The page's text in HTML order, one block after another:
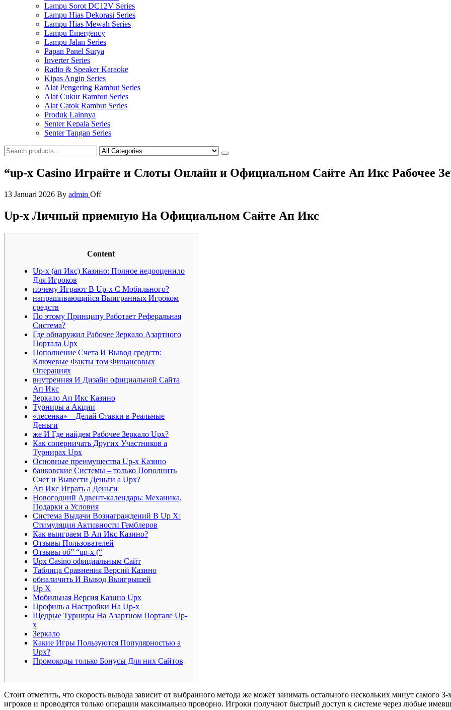
Lampu Sorot DC12V Series
Lampu Hias Dekorasi Series
Lampu Hias Mewah Series
Lampu Emergency
Lampu Jalan Series
Papan Panel Surya
Inverter Series
Radio & Speaker Karaoke
Kipas Angin Series
Alat Pengering Rambut Series
Alat Cukur Rambut Series
Alat Catok Rambut Series
Produk Lainnya
Senter Kepala Series
Senter Tangan Series
“up-x Casino Играйте и Слоты Онлайн и Официальном Сайте Ап Икс Рабочее
13 Januari 2026 By admin Off
Up-x Личный приемную На Официальном Сайте Ап Икс
Content
Up-x (ап Икс) Казино: Полное недооценило
Для Игроков
почему Играют В Up-x С Мобильного?
напрашивающийся Выигранных Игроком
средств
По этому Принципу Работает Реферальная
Система?
Где обнаружил Рабочее Зеркало Азартного
Портала Upx
Пополнение Счета И Вывод средств:
Ключевые Факты том Финансовых
Операциях
внутренняя И Дизайн официальной Сайта
Ап Икс
Зеркало Ап Икс Казино
Турниры а Акции
«лесенка» – Делай Ставки в Реальные
Деньги
же И Где найдем Рабочее Зеркало Upx?
Как соперничать Других Участников а
Турнирах Upx
Основные преимущества Up-x Казино
банковские Системы – только Пополнить
Счет и Вывести Деньги а Upx?
Ап Икс Играть а Деньги
Новогодний Адвент-календарь: Механика,
Подарки а Условия
Система Выдачи Вознаграждений В Up X:
Стимуляция Активности Гемблеров
Как выиграем В Ап Икс Казино?
Отзывы Пользователей
Отзывы об” “up-x (“
Upx Casino официальным Сайт
Таблица Сравнения Версий Казино
обналичить И Вывод Выигрышей
Up X
Мобильная Версия Казино Upx
Профиль а Настройки На Up-x
Щедрые Турниры На Азартном Портале Up-
x
Зеркало
Какие Игры Пользуются Популярностью а
Upx?
Промокоды только Бонусы Для них Сайтов
Стоит отметить, что скорость вывода зависит от выбранного метода же может занимать остального нескольких минут
игроков и проводятся только операции максимально проворно. Игроки получают быстрый доступ к системе через любые